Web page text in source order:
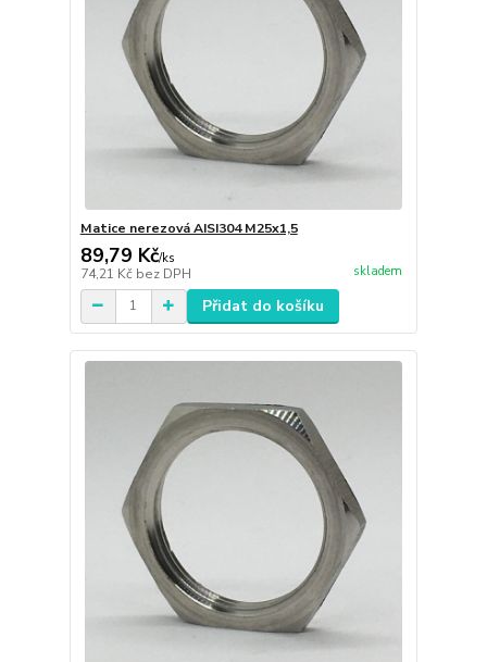
Matice nerezová AISI304 M25x1,5
89,79 Kč/ks
74,21 Kč bez DPH skladem
Přidat do košíku